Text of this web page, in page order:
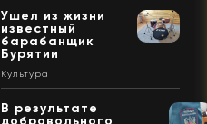
Ушел из жизни
известный
барабанщик
Бурятии
Культура
В результате